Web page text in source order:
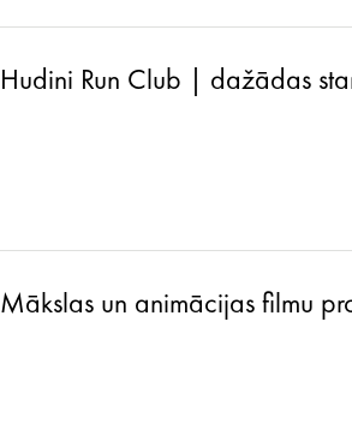
Hudini Run Club | dažādas
Mākslas un animācijas filmu